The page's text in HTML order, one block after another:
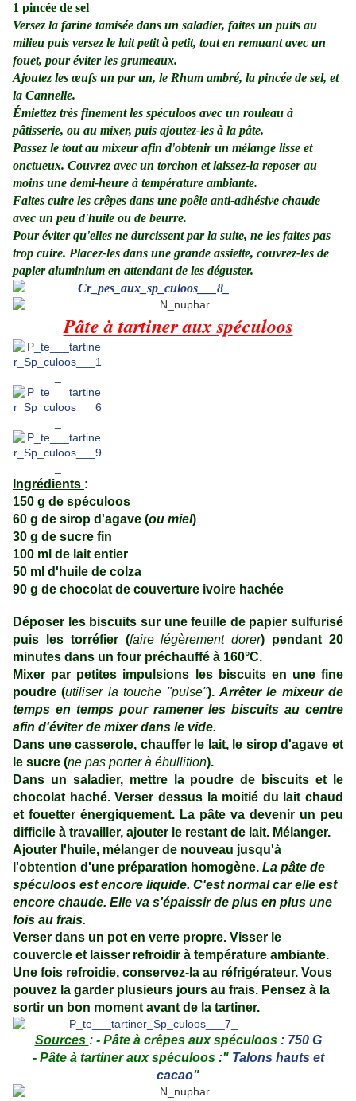
1 pincée de sel
Versez la farine tamisée dans un saladier, faites un puits au
milieu puis versez le lait petit à petit, tout en remuant avec un
fouet, pour éviter les grumeaux.
Ajoutez les œufs un par un, le Rhum ambré, la pincée de sel, et
la Cannelle.
Émiettez très finement les spéculoos avec un rouleau à
pâtisserie, ou au mixer, puis ajoutez-les à la pâte.
Passez le tout au mixeur afin d'obtenir un mélange lisse et
onctueux. Couvrez avec un torchon et laissez-la reposer au
moins une demi-heure à température ambiante.
Faites cuire les crêpes dans une poêle anti-adhésive chaude
avec un peu d'huile ou de beurre.
Pour éviter qu'elles ne durcissent par la suite, ne les faites pas
trop cuire. Placez-les dans une grande assiette, couvrez-les de
papier aluminium en attendant de les déguster.
Pâte à tartiner aux spéculoos
Ingrédients :
150 g de spéculoos
60 g de sirop d'agave (ou miel)
30 g de sucre fin
100 ml de lait entier
50 ml d'huile de colza
90 g de chocolat de couverture ivoire hachée
Déposer les biscuits sur une feuille de papier sulfurisé
puis les torréfier (faire légèrement dorer) pendant 20
minutes dans un four préchauffé à 160°C.
Mixer par petites impulsions les biscuits en une fine
poudre (utiliser la touche "pulse"). Arrêter le mixeur de
temps en temps pour ramener les biscuits au centre
afin d'éviter de mixer dans le vide.
Dans une casserole, chauffer le lait, le sirop d'agave et
le sucre (ne pas porter à ébullition).
Dans un saladier, mettre la poudre de biscuits et le
chocolat haché. Verser dessus la moitié du lait chaud
et fouetter énergiquement. La pâte va devenir un peu
difficile à travailler, ajouter le restant de lait. Mélanger.
Ajouter l'huile, mélanger de nouveau jusqu'à
l'obtention d'une préparation homogène. La pâte de
spéculoos est encore liquide. C'est normal car elle est
encore chaude. Elle va s'épaissir de plus en plus une
fois au frais.
Verser dans un pot en verre propre. Visser le
couvercle et laisser refroidir à température ambiante.
Une fois refroidie, conservez-la au réfrigérateur. Vous
pouvez la garder plusieurs jours au frais. Pensez à la
sortir un bon moment avant de la tartiner.
Sources : - Pâte à crêpes aux spéculoos : 750 G
- Pâte à tartiner aux spéculoos :" Talons hauts et
cacao"